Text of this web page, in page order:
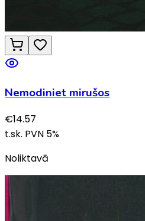
Nemodiniet mirušos
€14.57
t.sk. PVN 5%
Noliktavā